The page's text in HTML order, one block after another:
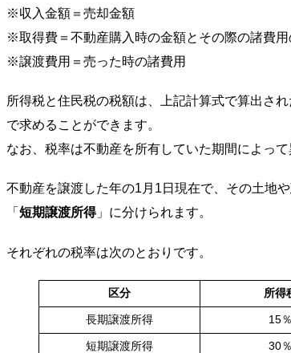
※収入金額＝売却金額
※取得費＝不動産購入時の金額とその際の諸費用
※譲渡費用＝売った時の諸費用
所得税と住民税の税額は、上記計算式で算出さ
で求めることができます。
なお、税率は不動産を所有していた期間によって
不動産を譲渡した年の1月1日現在で、その土地
「 短期譲渡所得」に分けられます。
それぞれの税率は次のとおりです。
区分 所得
長期譲渡所得 15％
短期譲渡所得 30％